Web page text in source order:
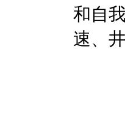
和自
速、